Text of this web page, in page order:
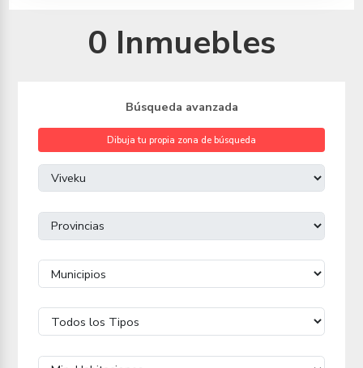
0 Inmuebles
Búsqueda avanzada
Dibuja tu propia zona de búsqueda